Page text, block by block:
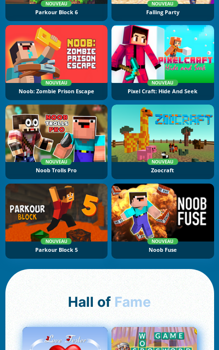
NOUVEAU
Parkour Block 6
NOUVEAU
Falling Party
NOUVEAU
Noob: Zombie Prison Escape
NOUVEAU
Pixel Craft: Hide And Seek
NOUVEAU
Noob Trolls Pro
NOUVEAU
Zoocraft
NOUVEAU
Parkour Block 5
NOUVEAU
Noob Fuse
Hall of Fame